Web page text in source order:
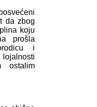
da zbog
koju
prošla
i
ostalim